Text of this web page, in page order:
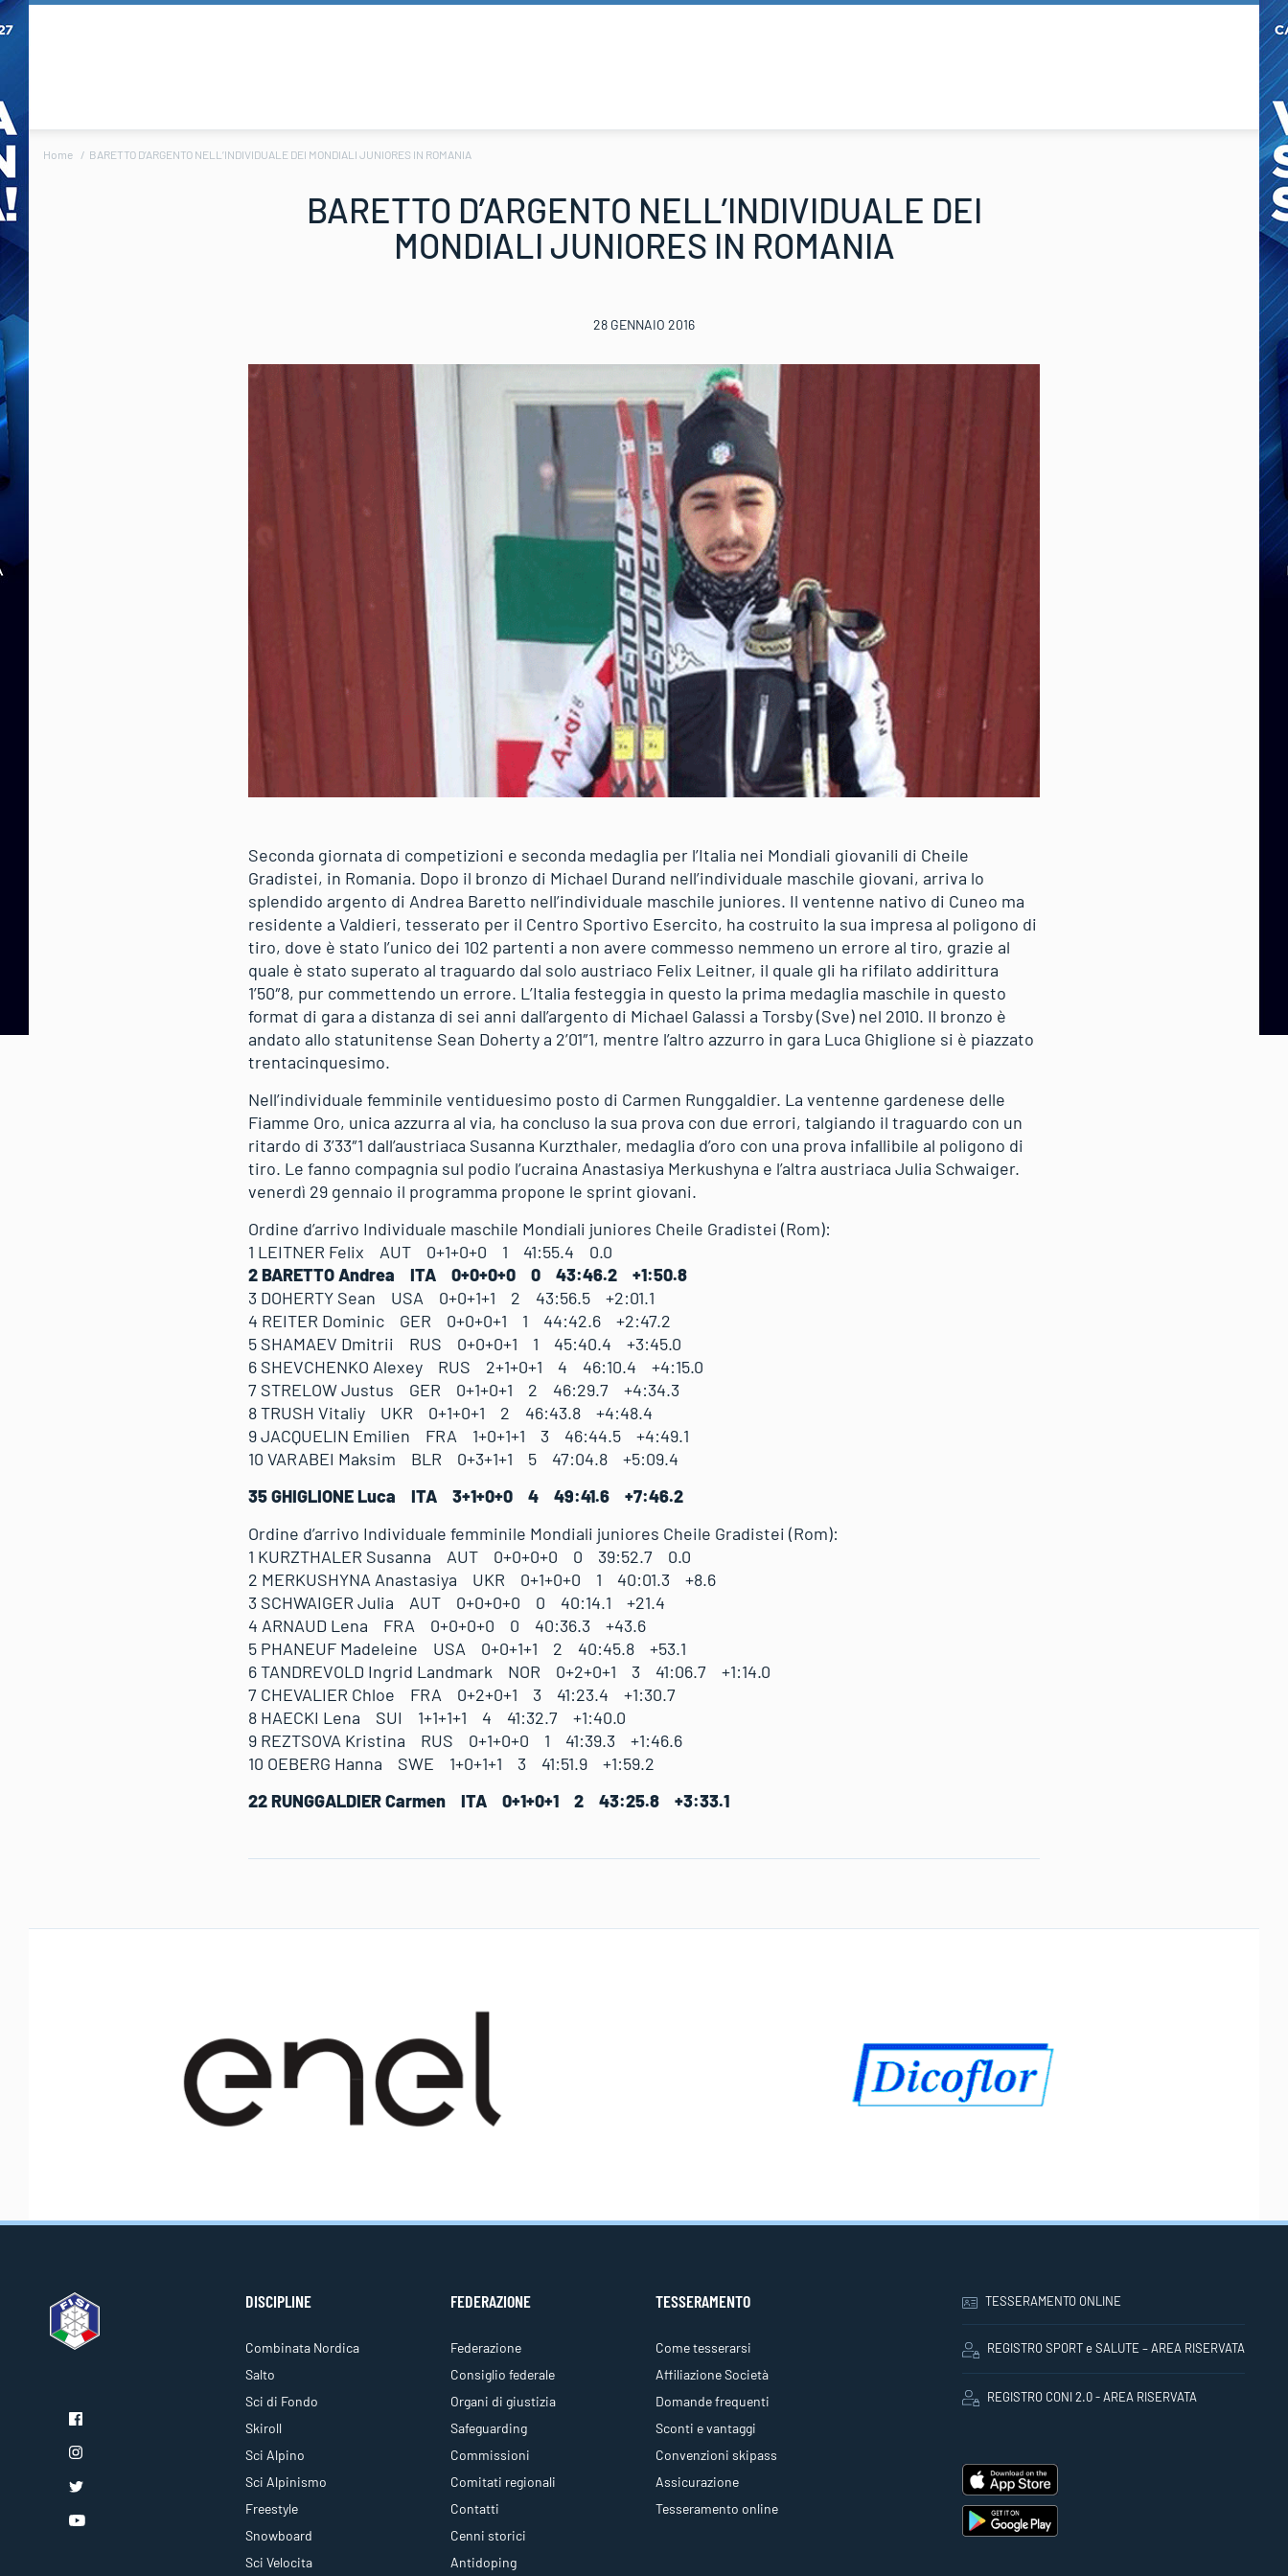
Home BARETTO D’ARGENTO NELL’INDIVIDUALE DEI MONDIALI JUNIORES IN ROMANIA
BARETTO D’ARGENTO NELL’INDIVIDUALE DEI
MONDIALI JUNIORES IN ROMANIA
28 GENNAIO 2016
Seconda giornata di competizioni e seconda medaglia per l’Italia nei Mondiali giovanili di Cheile
Gradistei, in Romania. Dopo il bronzo di Michael Durand nell’individuale maschile giovani, arriva lo
splendido argento di Andrea Baretto nell’individuale maschile juniores. Il ventenne nativo di Cuneo ma
residente a Valdieri, tesserato per il Centro Sportivo Esercito, ha costruito la sua impresa al poligono di
tiro, dove è stato l’unico dei 102 partenti a non avere commesso nemmeno un errore al tiro, grazie al
quale è stato superato al traguardo dal solo austriaco Felix Leitner, il quale gli ha rifilato addirittura
1’50″8, pur commettendo un errore. L’Italia festeggia in questo la prima medaglia maschile in questo
format di gara a distanza di sei anni dall’argento di Michael Galassi a Torsby (Sve) nel 2010. Il bronzo è
andato allo statunitense Sean Doherty a 2’01″1, mentre l’altro azzurro in gara Luca Ghiglione si è piazzato
trentacinquesimo.
Nell’individuale femminile ventiduesimo posto di Carmen Runggaldier. La ventenne gardenese delle
Fiamme Oro, unica azzurra al via, ha concluso la sua prova con due errori, talgiando il traguardo con un
ritardo di 3’33″1 dall’austriaca Susanna Kurzthaler, medaglia d’oro con una prova infallibile al poligono di
tiro. Le fanno compagnia sul podio l’ucraina Anastasiya Merkushyna e l’altra austriaca Julia Schwaiger.
venerdì 29 gennaio il programma propone le sprint giovani.
Ordine d’arrivo Individuale maschile Mondiali juniores Cheile Gradistei (Rom):
1 LEITNER Felix AUT 0+1+0+0 1 41:55.4 0.0
2 BARETTO Andrea ITA 0+0+0+0 0 43:46.2 +1:50.8
3 DOHERTY Sean USA 0+0+1+1 2 43:56.5 +2:01.1
4 REITER Dominic GER 0+0+0+1 1 44:42.6 +2:47.2
5 SHAMAEV Dmitrii RUS 0+0+0+1 1 45:40.4 +3:45.0
6 SHEVCHENKO Alexey RUS 2+1+0+1 4 46:10.4 +4:15.0
7 STRELOW Justus GER 0+1+0+1 2 46:29.7 +4:34.3
8 TRUSH Vitaliy UKR 0+1+0+1 2 46:43.8 +4:48.4
9 JACQUELIN Emilien FRA 1+0+1+1 3 46:44.5 +4:49.1
10 VARABEI Maksim BLR 0+3+1+1 5 47:04.8 +5:09.4
35 GHIGLIONE Luca ITA 3+1+0+0 4 49:41.6 +7:46.2
Ordine d’arrivo Individuale femminile Mondiali juniores Cheile Gradistei (Rom):
1 KURZTHALER Susanna AUT 0+0+0+0 0 39:52.7 0.0
2 MERKUSHYNA Anastasiya UKR 0+1+0+0 1 40:01.3 +8.6
3 SCHWAIGER Julia AUT 0+0+0+0 0 40:14.1 +21.4
4 ARNAUD Lena FRA 0+0+0+0 0 40:36.3 +43.6
5 PHANEUF Madeleine USA 0+0+1+1 2 40:45.8 +53.1
6 TANDREVOLD Ingrid Landmark NOR 0+2+0+1 3 41:06.7 +1:14.0
7 CHEVALIER Chloe FRA 0+2+0+1 3 41:23.4 +1:30.7
8 HAECKI Lena SUI 1+1+1+1 4 41:32.7 +1:40.0
9 REZTSOVA Kristina RUS 0+1+0+0 1 41:39.3 +1:46.6
10 OEBERG Hanna SWE 1+0+1+1 3 41:51.9 +1:59.2
22 RUNGGALDIER Carmen ITA 0+1+0+1 2 43:25.8 +3:33.1
DISCIPLINE
Combinata Nordica
Salto
Sci di Fondo
Skiroll
Sci Alpino
Sci Alpinismo
Freestyle
Snowboard
Sci Velocita
FEDERAZIONE
Federazione
Consiglio federale
Organi di giustizia
Safeguarding
Commissioni
Comitati regionali
Contatti
Cenni storici
Antidoping
TESSERAMENTO
Come tesserarsi
Affiliazione Società
Domande frequenti
Sconti e vantaggi
Convenzioni skipass
Assicurazione
Tesseramento online
TESSERAMENTO ONLINE
REGISTRO SPORT e SALUTE – AREA RISERVATA
REGISTRO CONI 2.0 - AREA RISERVATA